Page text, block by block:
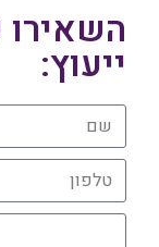
ייעוץ:
שם
טלפון